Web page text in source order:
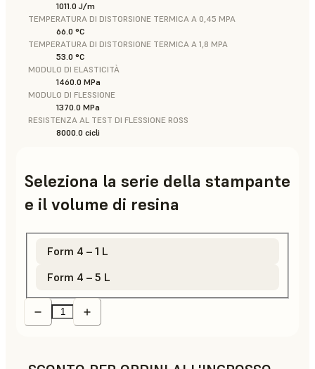
1011.0 J/m
TEMPERATURA DI DISTORSIONE TERMICA A 0,45 MPA
66.0 °C
TEMPERATURA DI DISTORSIONE TERMICA A 1,8 MPA
53.0 °C
MODULO DI ELASTICITÀ
1460.0 MPa
MODULO DI FLESSIONE
1370.0 MPa
RESISTENZA AL TEST DI FLESSIONE ROSS
8000.0 cicli
Seleziona la serie della stampante
e il volume di resina
Form 4 – 1 L
Form 4 – 5 L